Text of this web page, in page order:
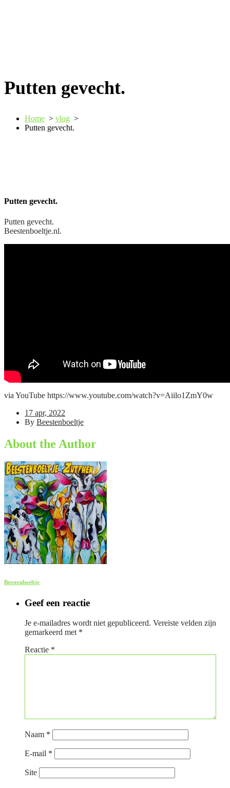
Putten gevecht.
Home > vlog >
Putten gevecht.
Putten gevecht.
Putten gevecht.
Beestenboeltje.nl.
via YouTube https://www.youtube.com/watch?v=Aiilo1ZmY0w
17 apr, 2022
By Beestenboeltje
About the Author
Beestenboeltje
Geef een reactie
Je e-mailadres wordt niet gepubliceerd. Vereiste velden zijn
gemarkeerd met *
Reactie *
Naam *
E-mail *
Site